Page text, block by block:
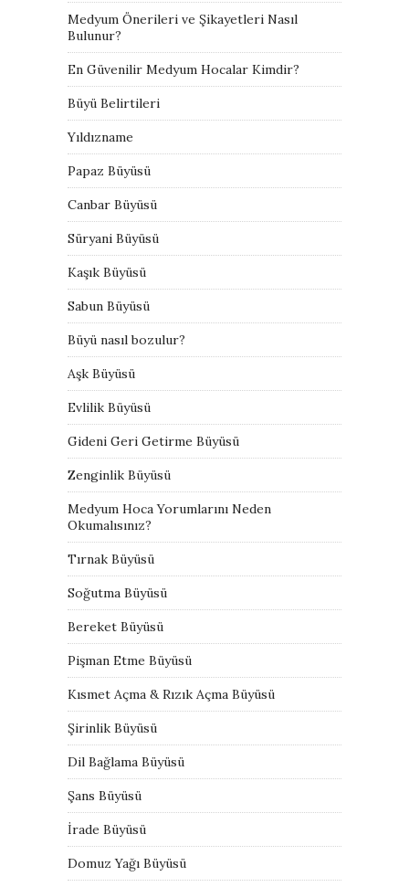
Medyum Önerileri ve Şikayetleri Nasıl
Bulunur?
En Güvenilir Medyum Hocalar Kimdir?
Büyü Belirtileri
Yıldızname
Papaz Büyüsü
Canbar Büyüsü
Süryani Büyüsü
Kaşık Büyüsü
Sabun Büyüsü
Büyü nasıl bozulur?
Aşk Büyüsü
Evlilik Büyüsü
Gideni Geri Getirme Büyüsü
Zenginlik Büyüsü
Medyum Hoca Yorumlarını Neden
Okumalısınız?
Tırnak Büyüsü
Soğutma Büyüsü
Bereket Büyüsü
Pişman Etme Büyüsü
Kısmet Açma & Rızık Açma Büyüsü
Şirinlik Büyüsü
Dil Bağlama Büyüsü
Şans Büyüsü
İrade Büyüsü
Domuz Yağı Büyüsü